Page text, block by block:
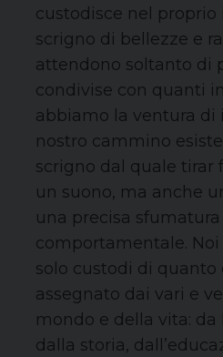
custodisce nel
scrigno di bellezze e
attendono soltanto di
condivise con quanti
abbiamo la ventura di
nostro cammino
scrigno dal quale tirar
un suono, ma anche
una precisa sfumatura
comportamentale.
solo custodi di quanto
assegnato dai vari e
mondo e della vita: da
dalla storia,